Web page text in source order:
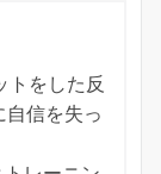
トをした反
信を失っ